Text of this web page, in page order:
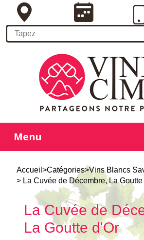
Menu
Accueil >Catégories>Vins Blancs
> La Cuvée de Décembre, La Goutte
La Cuvée de
La Goutte d'Or